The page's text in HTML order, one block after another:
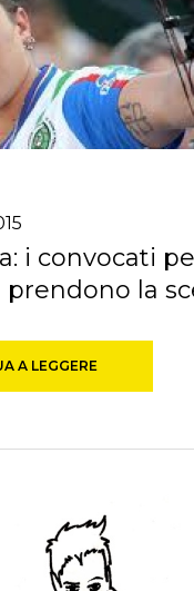
i convocati
prendono la
A LEGGERE